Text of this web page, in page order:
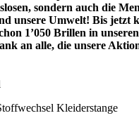
sondern auch die
unsere Umwelt! Bis jetzt
1’050 Brillen in
an alle, die unsere